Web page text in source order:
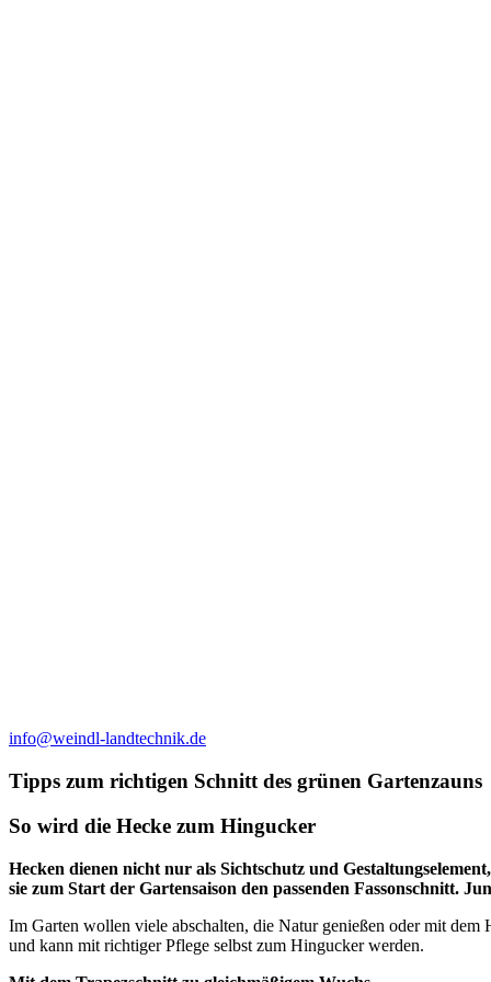
info@weindl-landtechnik.de
Tipps zum richtigen Schnitt des grünen Gartenzauns
So wird die Hecke zum Hingucker
Hecken dienen nicht nur als Sichtschutz und
sie zum Start der Gartensaison den passenden Fassonschnitt.
Im Garten wollen viele abschalten, die Natur genießen oder mit
und kann mit richtiger Pflege selbst zum Hingucker werden.